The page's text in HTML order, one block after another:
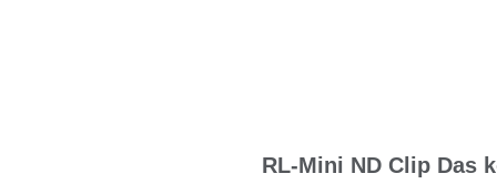
RL-Mini ND Clip Das